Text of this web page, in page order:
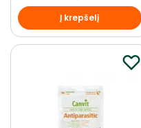
Į krepšelį